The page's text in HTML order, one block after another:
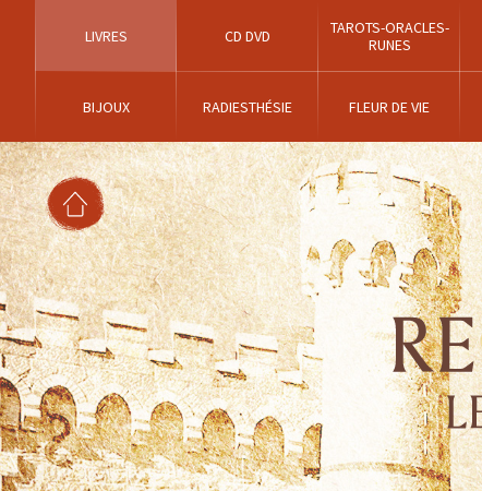
LIVRES CD DVD
TAROTS-ORACLES-
RUNES
BIJOUX RADIESTHÉSIE FLEUR DE VIE